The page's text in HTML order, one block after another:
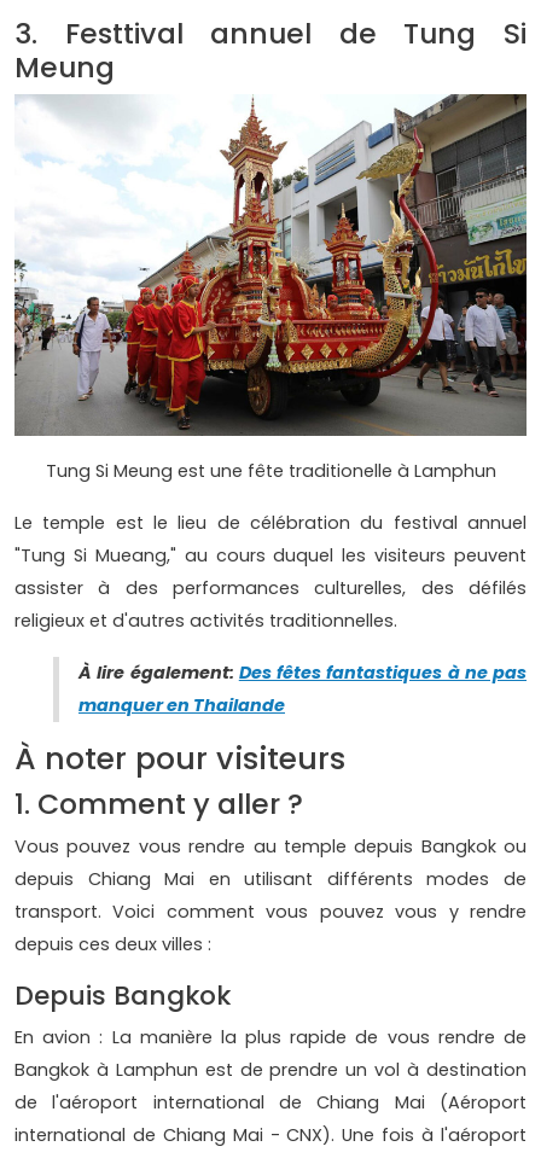
3. Festtival annuel de Tung Si
Meung
Tung Si Meung est une fête traditionelle à Lamphun
Le temple est le lieu de célébration du festival annuel
"Tung Si Mueang," au cours duquel les visiteurs peuvent
assister à des performances culturelles, des défilés
religieux et d'autres activités traditionnelles.
À lire également: Des fêtes fantastiques à ne pas
manquer en Thailande
À noter pour visiteurs
1. Comment y aller ?
Vous pouvez vous rendre au temple depuis Bangkok ou
depuis Chiang Mai en utilisant différents modes de
transport. Voici comment vous pouvez vous y rendre
depuis ces deux villes :
Depuis Bangkok
En avion : La manière la plus rapide de vous rendre de
Bangkok à Lamphun est de prendre un vol à destination
de l'aéroport international de Chiang Mai (Aéroport
international de Chiang Mai - CNX). Une fois à l'aéroport